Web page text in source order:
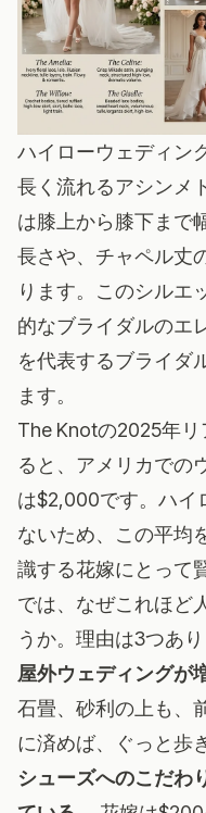
ハイローウェディン
長く流れるアシンメ
は膝上から膝下まで
長さや、チャペル丈
ります。このシルエ
的なブライダルのエ
を代表するブライダ
ます。
The Knotの2025年
ると、アメリカでの
は$2,000です。ハイ
ないため、この平均
識する花嫁にとって
では、なぜこれほど
うか。理由は3つあり
屋外ウェディングが
石畳、砂利の上も、
に済めば、ぐっと歩
シューズへのこだわ